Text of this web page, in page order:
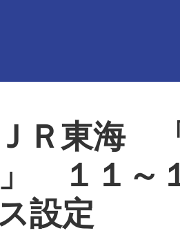
Ｒ東海
１１～
設定